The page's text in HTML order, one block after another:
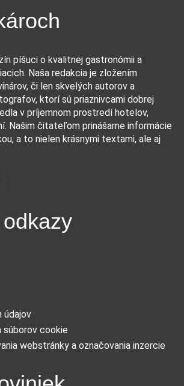
píšuci o kvalitnej gastronómii a
Naša redakcia je zložením
či len skvelých autorov a
ktorí sú priaznivcami dobrej
v príjemnom prostredí hotelov,
Našim čitateľom prinášame informácie
a to nielen krásnymi textami, ale aj
údajov
súborov cookie
webstránky a označovania inzercie